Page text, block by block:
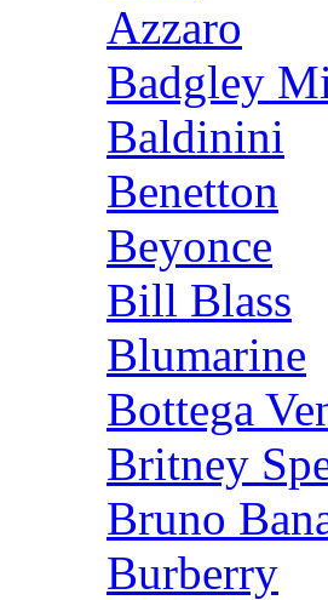
Azzaro
Badgley
Baldinini
Benetton
Beyonce
Bill Blass
Blumarine
Bottega
Britney
Bruno
Burberry